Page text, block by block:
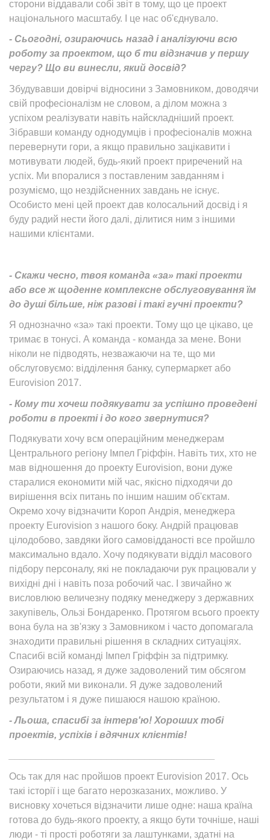
сторони віддавали собі звіт в тому, що це проект
національного масштабу. І це нас об'єднувало.
- Сьогодні, озираючись назад і аналізуючи всю
роботу за проектом, що б ти відзначив у першу
чергу? Що ви винесли, який досвід?
Збудувавши довірчі відносини з Замовником, доводячи
свій професіоналізм не словом, а ділом можна з
успіхом реалізувати навіть найскладніший проект.
Зібравши команду однодумців і професіоналів можна
перевернути гори, а якщо правильно зацікавити і
мотивувати людей, будь-який проект приречений на
успіх. Ми впоралися з поставленим завданням і
розуміємо, що нездійсненних завдань не існує.
Особисто мені цей проект дав колосальний досвід і я
буду радий нести його далі, ділитися ним з іншими
нашими клієнтами.
- Скажи чесно, твоя команда «за» такі проекти
або все ж щоденне комплексне обслуговування їм
до душі більше, ніж разові і такі гучні проекти?
Я однозначно «за» такі проекти. Тому що це цікаво, це
тримає в тонусі. А команда - команда за мене. Вони
ніколи не підводять, незважаючи на те, що ми
обслуговуємо: відділення банку, супермаркет або
Eurovision 2017.
- Кому ти хочеш подякувати за успішно проведені
роботи в проекті і до кого звернутися?
Подякувати хочу всм операційним менеджерам
Центрального регіону Імпел Гріффін. Навіть тих, хто не
мав відношення до проекту Eurovision, вони дуже
старалися економити мій час, якісно підходячи до
вирішення всіх питань по іншим нашим об'єктам.
Окремо хочу відзначити Короп Андрія, менеджера
проекту Eurovision з нашого боку. Андрій працював
цілодобово, завдяки його самовідданості все пройшло
максимально вдало. Хочу подякувати відділ масового
підбору персоналу, які не покладаючи рук працювали у
вихідні дні і навіть поза робочий час. І звичайно ж
висловлюю величезну подяку менеджеру з державних
закупівель, Ользі Бондаренко. Протягом всього проекту
вона була на зв'язку з Замовником і часто допомагала
знаходити правильні рішення в складних ситуаціях.
Спасибі всій команді Імпел Гріффін за підтримку.
Озираючись назад, я дуже задоволений тим обсягом
роботи, який ми виконали. Я дуже задоволений
результатом і я дуже пишаюся нашою країною.
- Льоша, спасибі за інтерв'ю! Хороших тобі
проектів, успіхів і вдячних клієнтів!
Ось так для нас пройшов проект Eurovision 2017. Ось
такі історії і ще багато нерозказаних, можливо. У
висновку хочеться відзначити лише одне: наша країна
готова до будь-якого проекту, а якщо бути точніше, наші
люди - ті прості роботяги за лаштунками, здатні на